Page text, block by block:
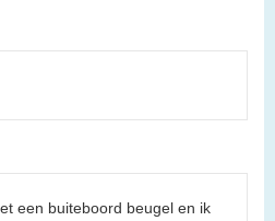
een buiteboord beugel en ik